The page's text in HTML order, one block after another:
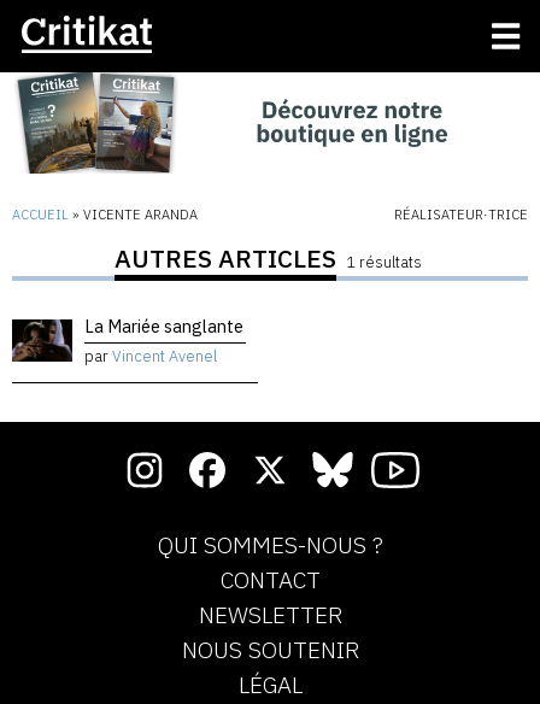
ACCUEIL » VICENTE ARANDA RÉALISATEUR·TRICE
AUTRES ARTICLES 1 résultats
La Mariée sanglante
parVincent Avenel
QUI SOMMES-NOUS ?
CONTACT
NEWSLETTER
NOUS SOUTENIR
LÉGAL